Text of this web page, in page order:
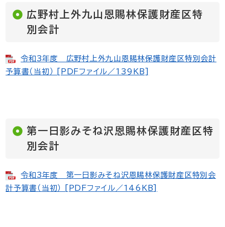
広野村上外九山恩賜林保護財産区特
別会計
令和3年度 広野村上外九山恩賜林保護財産区特別会計
予算書（当初） [PDFファイル／139KB]
第一日影みそね沢恩賜林保護財産区特
別会計
令和3年度 第一日影みそね沢恩賜林保護財産区特別会
計予算書（当初） [PDFファイル／146KB]